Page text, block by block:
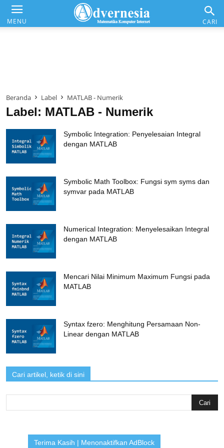
Komputer & Office
Internet & Web
MENU
Advernesia CARI
Beranda Label MATLAB - Numerik
Label: MATLAB - Numerik
Symbolic Integration: Penyelesaian Integral
dengan MATLAB
Symbolic Math Toolbox: Fungsi sym syms dan
symvar pada MATLAB
Numerical Integration: Menyelesaikan Integral
dengan MATLAB
Mencari Nilai Minimum Maximum Fungsi pada
MATLAB
Syntax fzero: Menghitung Persamaan Non-
Linear dengan MATLAB
Cari artikel, ketik di sini
for:
Terima Kasih | Menonaktifkan AdBlock